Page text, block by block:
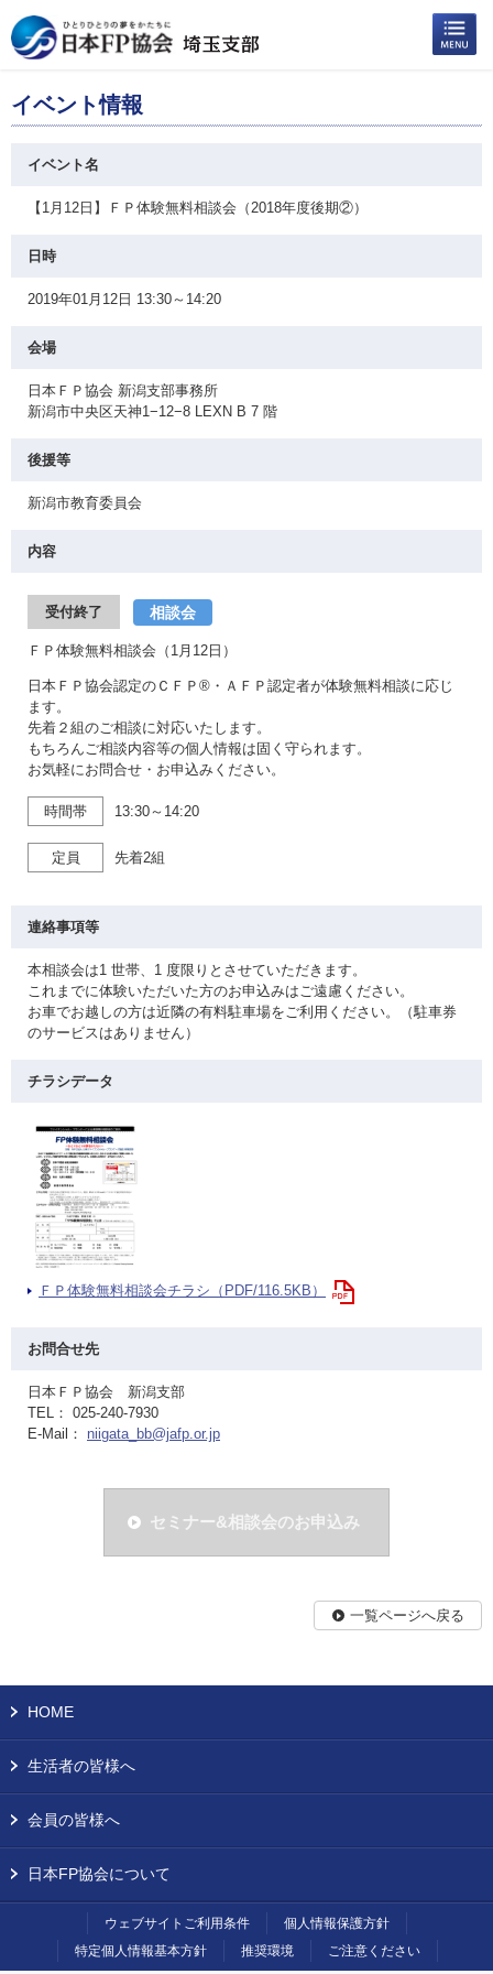
イベント情報
イベント名
【1月12日】ＦＰ体験無料相談会（2018年度後期②）
日時
2019年01月12日 13:30～14:20
会場
日本ＦＰ協会 新潟支部事務所
新潟市中央区天神1−12−8 LEXN B 7 階
後援等
新潟市教育委員会
内容
受付終了 相談会
ＦＰ体験無料相談会（1月12日）
日本ＦＰ協会認定のＣＦＰ®・ＡＦＰ認定者が体験無料相談に応じ
ます。
先着２組のご相談に対応いたします。
もちろんご相談内容等の個人情報は固く守られます。
お気軽にお問合せ・お申込みください。
時間帯 13:30～14:20
定員 先着2組
連絡事項等
本相談会は1 世帯、1 度限りとさせていただきます。
これまでに体験いただいた方のお申込みはご遠慮ください。
お車でお越しの方は近隣の有料駐車場をご利用ください。（駐車券
のサービスはありません）
チラシデータ
ＦＰ体験無料相談会チラシ（PDF/116.5KB）
お問合せ先
日本ＦＰ協会 新潟支部
TEL： 025-240-7930
E-Mail： niigata_bb@jafp.or.jp
セミナー&相談会のお申込み
一覧ページへ戻る
HOME
生活者の皆様へ
会員の皆様へ
日本FP協会について
ウェブサイトご利用条件
個人情報保護方針
特定個人情報基本方針
推奨環境 ご注意ください